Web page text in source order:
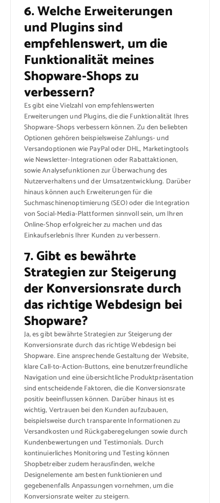
6. Welche Erweiterungen
und Plugins sind
empfehlenswert, um die
Funktionalität meines
Shopware-Shops zu
verbessern?
Es gibt eine Vielzahl von empfehlenswerten
Erweiterungen und Plugins, die die Funktionalität Ihres
Shopware-Shops verbessern können. Zu den beliebten
Optionen gehören beispielsweise Zahlungs- und
Versandoptionen wie PayPal oder DHL, Marketingtools
wie Newsletter-Integrationen oder Rabattaktionen,
sowie Analysefunktionen zur Überwachung des
Nutzerverhaltens und der Umsatzentwicklung. Darüber
hinaus können auch Erweiterungen für die
Suchmaschinenoptimierung (SEO) oder die Integration
von Social-Media-Plattformen sinnvoll sein, um Ihren
Online-Shop erfolgreicher zu machen und das
Einkaufserlebnis Ihrer Kunden zu verbessern.
7. Gibt es bewährte
Strategien zur Steigerung
der Konversionsrate durch
das richtige Webdesign bei
Shopware?
Ja, es gibt bewährte Strategien zur Steigerung der
Konversionsrate durch das richtige Webdesign bei
Shopware. Eine ansprechende Gestaltung der Website,
klare Call-to-Action-Buttons, eine benutzerfreundliche
Navigation und eine übersichtliche Produktpräsentation
sind entscheidende Faktoren, die die Konversionsrate
positiv beeinflussen können. Darüber hinaus ist es
wichtig, Vertrauen bei den Kunden aufzubauen,
beispielsweise durch transparente Informationen zu
Versandkosten und Rückgaberegelungen sowie durch
Kundenbewertungen und Testimonials. Durch
kontinuierliches Monitoring und Testing können
Shopbetreiber zudem herausfinden, welche
Designelemente am besten funktionieren und
gegebenenfalls Anpassungen vornehmen, um die
Konversionsrate weiter zu steigern.